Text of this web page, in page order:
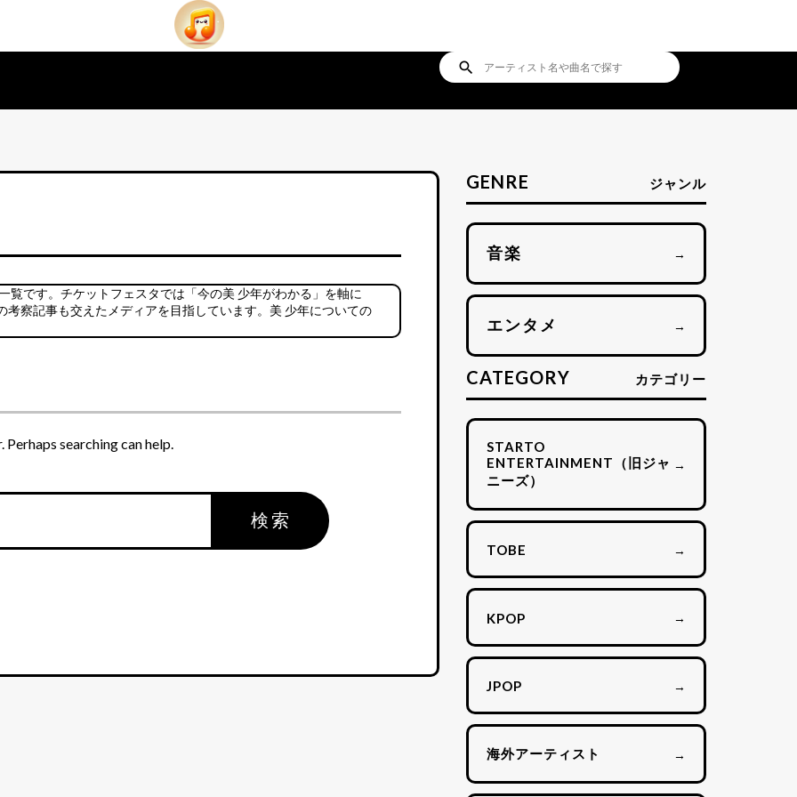
search
覧です。チケットフェスタでは「今の美 少年がわかる」を軸に
察記事も交えたメディアを目指しています。美 少年についての
Perhaps searching can help.
検索
GENRE ジャンル
音楽 →
エンタメ →
CATEGORY カテゴリー
STARTO
ENTERTAINMENT（旧ジャ
ニーズ）
→
TOBE →
KPOP →
JPOP →
海外アーティスト →